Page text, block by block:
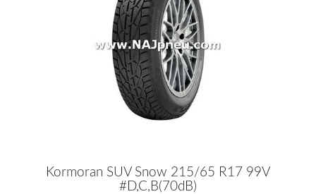
Kormoran SUV Snow 215/65 R17 99V
#D,C,B(70dB)